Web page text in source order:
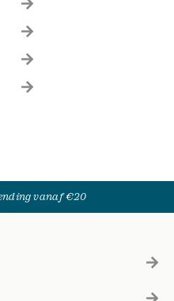
vanaf €20